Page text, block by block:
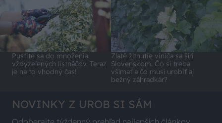
Pustite sa do množenia
vždyzelených listnáčov. Teraz
je na to vhodný čas!
Zlaté žltnutie viniča sa šíri
Slovenskom. Čo si treba
všímať a čo musí urobiť aj
bežný záhradkár?
NOVINKY Z UROB SI SÁM